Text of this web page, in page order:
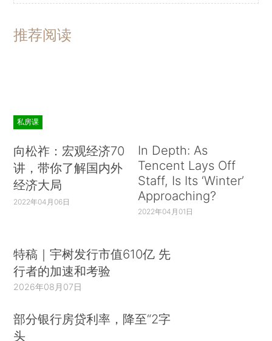
推荐阅读
私房课
向松祚：宏观经济70
讲，带你了解国内外
经济大局
2022年04月06日
In Depth: As
Tencent Lays Off
Staff, Is Its ‘Winter’
Approaching?
2022年04月01日
特稿｜宇树发行市值610亿 先
行者的加速和考验
2026年08月07日
部分银行房贷利率，降至“2字
头